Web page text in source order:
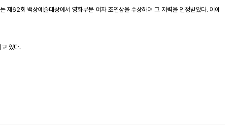
제62회 백상예술대상에서 영화부문 여자 조연상을 수상하며 그 저력을 인정받았다. 이에
고 있다.